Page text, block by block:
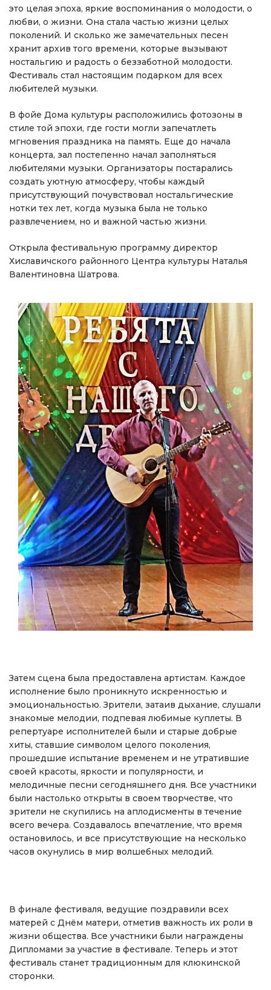
это целая эпоха, яркие воспоминания о молодости, о
любви, о жизни. Она стала частью жизни целых
поколений. И сколько же замечательных песен
хранит архив того времени, которые вызывают
ностальгию и радость о беззаботной молодости.
Фестиваль стал настоящим подарком для всех
любителей музыки.
В фойе Дома культуры расположились фотозоны в
стиле той эпохи, где гости могли запечатлеть
мгновения праздника на память. Еще до начала
концерта, зал постепенно начал заполняться
любителями музыки. Организаторы постарались
создать уютную атмосферу, чтобы каждый
присутствующий почувствовал ностальгические
нотки тех лет, когда музыка была не только
развлечением, но и важной частью жизни.
Открыла фестивальную программу директор
Хиславичского районного Центра культуры Наталья
Валентиновна Шатрова.
Затем сцена была предоставлена артистам. Каждое
исполнение было проникнуто искренностью и
эмоциональностью. Зрители, затаив дыхание, слушали
знакомые мелодии, подпевая любимые куплеты. В
репертуаре исполнителей были и старые добрые
хиты, ставшие символом целого поколения,
прошедшие испытание временем и не утратившие
своей красоты, яркости и популярности, и
мелодичные песни сегодняшнего дня. Все участники
были настолько открыты в своем творчестве, что
зрители не скупились на аплодисменты в течение
всего вечера. Создавалось впечатление, что время
остановилось, и все присутствующие на несколько
часов окунулись в мир волшебных мелодий.
В финале фестиваля, ведущие поздравили всех
матерей с Днём матери, отметив важность их роли в
жизни общества. Все участники были награждены
Дипломами за участие в фестивале. Теперь и этот
фестиваль станет традиционным для клюкинской
сторонки.